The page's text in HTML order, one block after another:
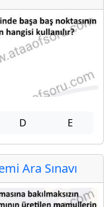
D E
Ara Sınavı